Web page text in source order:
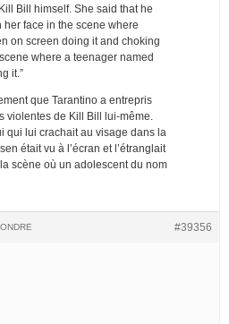
Bill himself. She said that he
her face in the scene where
on screen doing it and choking
where a teenager named
it.”
que Tarantino a entrepris
violentes de Kill Bill lui-même.
qui lui crachait au visage dans la
était vu à l’écran et l’étranglait
scène où un adolescent du nom
#39356